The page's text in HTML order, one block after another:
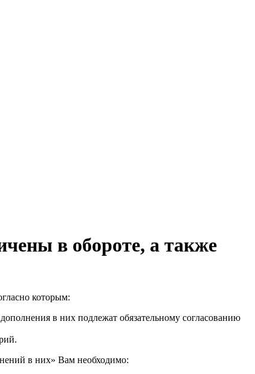
в обороте, а также
которым:
в них подлежат обязательному согласованию
в них» Вам необходимо: